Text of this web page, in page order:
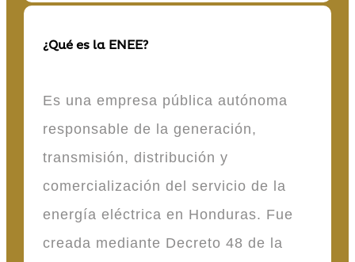
¿Qué es la ENEE?
Es una empresa pública autónoma
responsable de la generación,
transmisión, distribución y
comercialización del servicio de la
energía eléctrica en Honduras. Fue
creada mediante Decreto 48 de la